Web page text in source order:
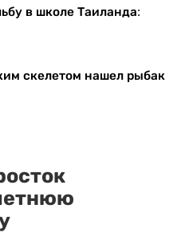
в школе Таиланда:
скелетом нашел рыбак